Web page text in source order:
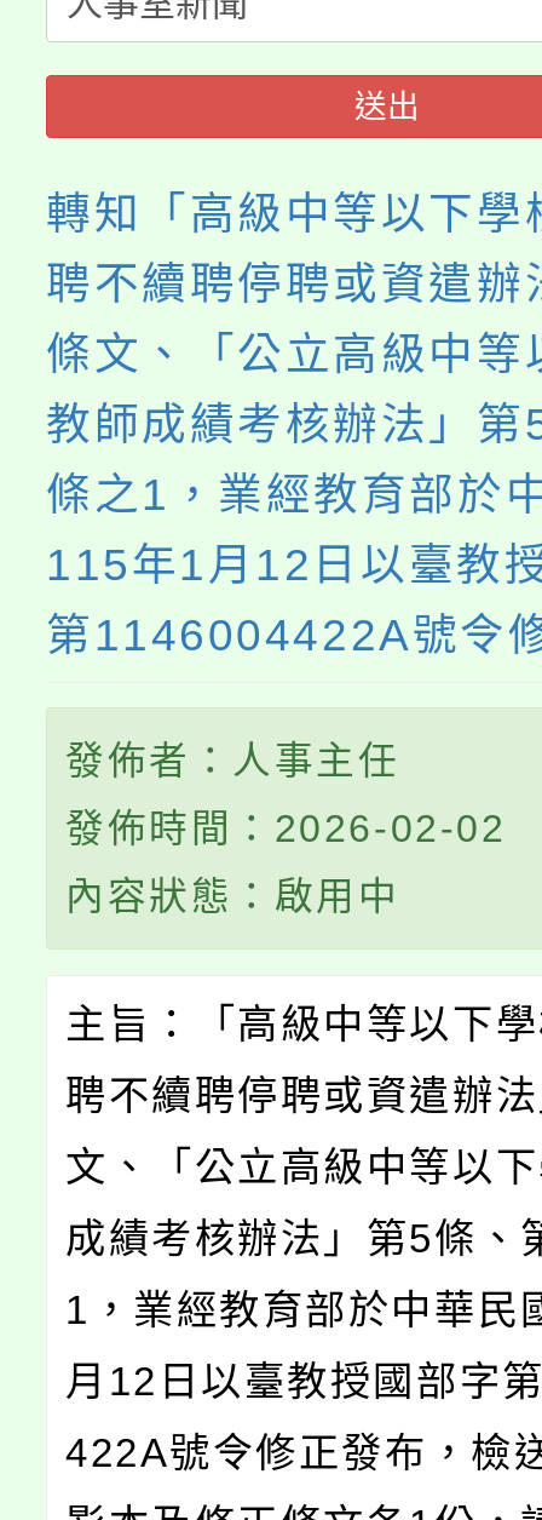
《TA101》溝通分析基
程，歡迎學生輔導中心
系所師生報名參加。
送出
轉知「高級中等以下學
聘不續聘停聘或資遣辦
條文、「公立高級中等
教師成績考核辦法」第
條之1，業經教育部於
115年1月12日以臺教
第1146004422A號令
發佈者：人事主任
發佈時間：2026-02-02
內容狀態：啟用中
主旨：「高級中等以下
聘不續聘停聘或資遣辦
文、「公立高級中等以
成績考核辦法」第5條、
1，業經教育部於中華民
月12日以臺教授國部字
422A號令修正發布，檢